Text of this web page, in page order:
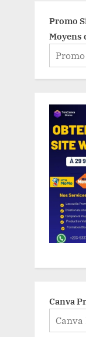
Promo
Moyens
Canva